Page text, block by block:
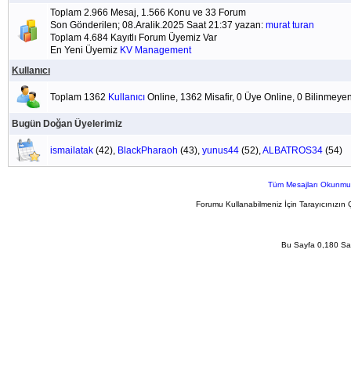
Toplam 2.966 Mesaj, 1.566 Konu ve 33 Forum
Son Gönderilen; 08.Aralik.2025 Saat 21:37 yazan: murat turan
Toplam 4.684 Kayıtlı Forum Üyemiz Var
En Yeni Üyemiz KV Management
Kullanıcı
Toplam 1362 Kullanıcı Online, 1362 Misafir, 0 Üye Online, 0
Bugün Doğan Üyelerimiz
ismailatak (42), BlackPharaoh (43), yunus44 (52),ALBATROS34 (54)
Tüm Mesajları
Forumu Kullanabilmeniz İçin
Bu Sayfa 0,180